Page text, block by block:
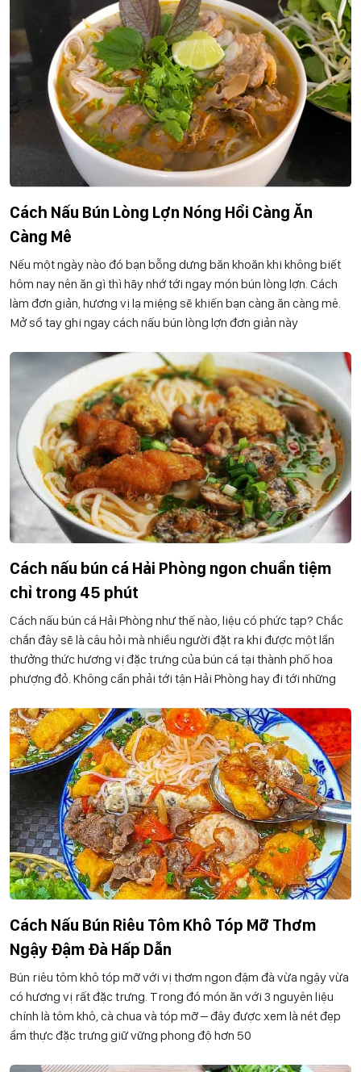
Cách Nấu Bún Lòng Lợn Nóng Hổi Càng Ăn
Càng Mê
Nếu một ngày nào đó bạn bỗng dưng băn khoăn khi không biết
hôm nay nên ăn gì thì hãy nhớ tới ngay món bún lòng lợn. Cách
làm đơn giản, hương vị lạ miệng sẽ khiến bạn càng ăn càng mê.
Mở sổ tay ghi ngay cách nấu bún lòng lợn đơn giản này
Cách nấu bún cá Hải Phòng ngon chuẩn tiệm
chỉ trong 45 phút
Cách nấu bún cá Hải Phòng như thế nào, liệu có phức tạp? Chắc
chắn đây sẽ là câu hỏi mà nhiều người đặt ra khi được một lần
thưởng thức hương vị đặc trưng của bún cá tại thành phố hoa
phượng đỏ. Không cần phải tới tận Hải Phòng hay đi tới những
Cách Nấu Bún Riêu Tôm Khô Tóp Mỡ Thơm
Ngậy Đậm Đà Hấp Dẫn
Bún riêu tôm khô tóp mỡ với vị thơm ngon đậm đà vừa ngậy vừa
có hương vị rất đặc trưng. Trong đó món ăn với 3 nguyên liệu
chính là tôm khô, cà chua và tóp mỡ – đây được xem là nét đẹp
ẩm thực đặc trưng giữ vững phong độ hơn 50